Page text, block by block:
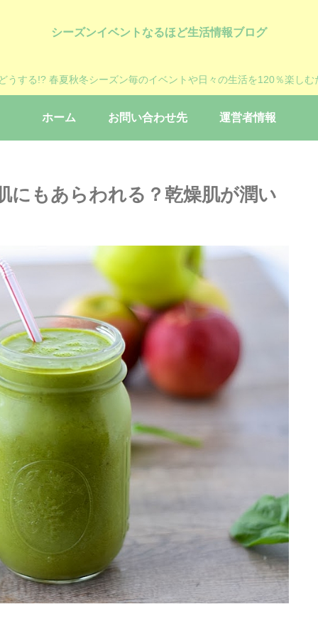
シーズンイベントなるほど生活情報ブログ
うする!? 春夏秋冬シーズン毎のイベントや日々の生活を120％楽しむ
ホーム お問い合わせ先 運営者情報
にもあらわれる？乾燥肌が潤い